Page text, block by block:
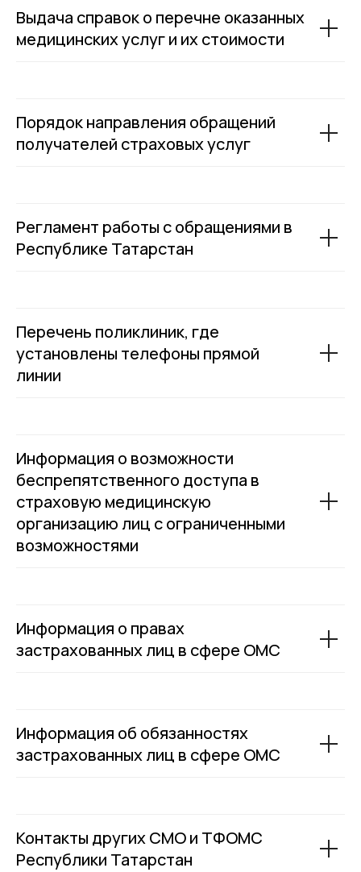
Выдача справок о перечне оказанных
медицинских услуг и их стоимости
Порядок направления обращений
получателей страховых услуг
Регламент работы с обращениями в
Республике Татарстан
Перечень поликлиник, где
установлены телефоны прямой
линии
Информация о возможности
беспрепятственного доступа в
страховую медицинскую
организацию лиц с ограниченными
возможностями
Информация о правах
застрахованных лиц в сфере ОМС
Информация об обязанностях
застрахованных лиц в сфере ОМС
Контакты других СМО и ТФОМС
Республики Татарстан